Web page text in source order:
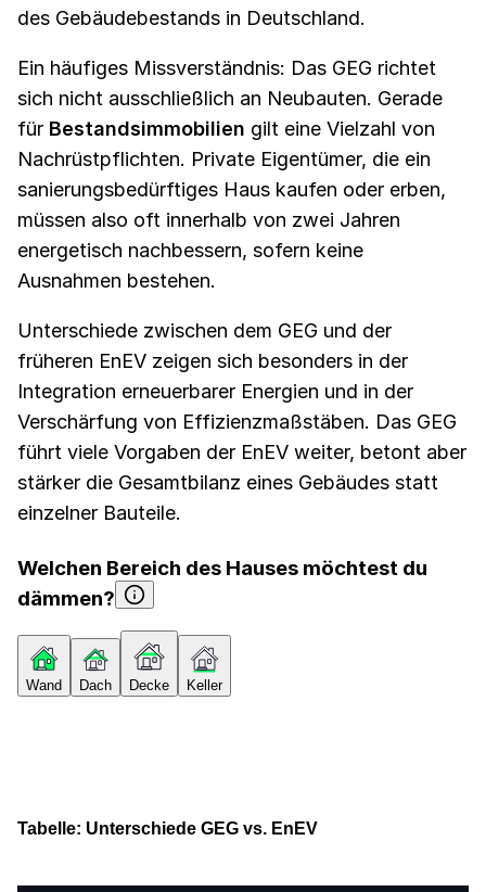
des Gebäudebestands in Deutschland.
Ein häufiges Missverständnis: Das GEG richtet
sich nicht ausschließlich an Neubauten. Gerade
für Bestandsimmobilien gilt eine Vielzahl von
Nachrüstpflichten. Private Eigentümer, die ein
sanierungsbedürftiges Haus kaufen oder erben,
müssen also oft innerhalb von zwei Jahren
energetisch nachbessern, sofern keine
Ausnahmen bestehen.
Unterschiede zwischen dem GEG und der
früheren EnEV zeigen sich besonders in der
Integration erneuerbarer Energien und in der
Verschärfung von Effizienzmaßstäben. Das GEG
führt viele Vorgaben der EnEV weiter, betont aber
stärker die Gesamtbilanz eines Gebäudes statt
einzelner Bauteile.
Welchen Bereich des Hauses möchtest du
dämmen?
Wand Dach Decke Keller
Tabelle: Unterschiede GEG vs. EnEV